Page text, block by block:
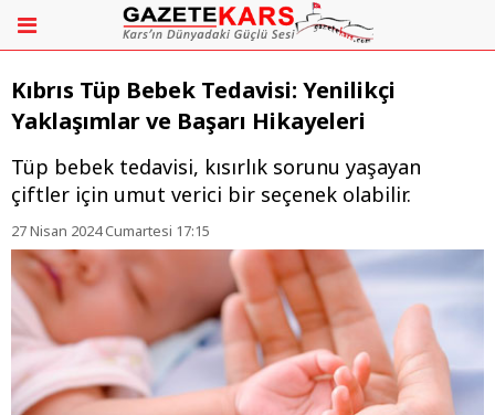
Kıbrıs Tüp Bebek Tedavisi: Yenilikçi
Yaklaşımlar ve Başarı Hikayeleri
Tüp bebek tedavisi, kısırlık sorunu yaşayan
çiftler için umut verici bir seçenek olabilir.
27 Nisan 2024 Cumartesi 17:15